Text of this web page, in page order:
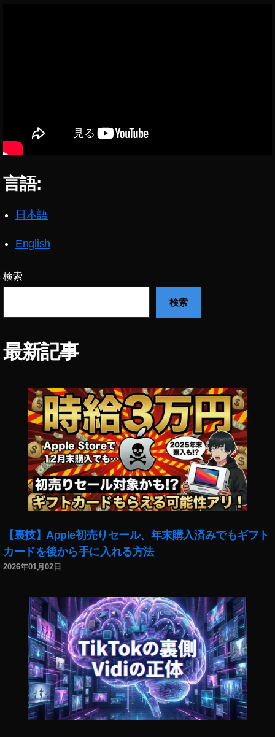
言語:
日本語
English
検索
検索
最新記事
【裏技】Apple初売りセール、年末購入済みでもギフト
カードを後から手に入れる方法
2026年01月02日